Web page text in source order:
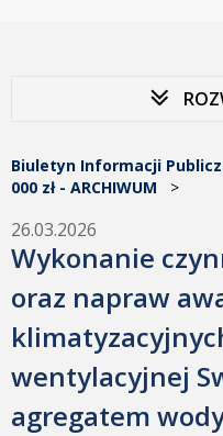
Biuletyn Informacji
000 zł - ARCHIWUM >
26.03.2026
Wykonanie
oraz napraw
wentylacyjnej
agregatem